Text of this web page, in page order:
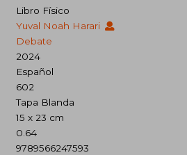
Libro Físico
Yuval Noah Harari
Debate
2024
Español
602
Tapa Blanda
15 x 23 cm
0.64
9789566247593